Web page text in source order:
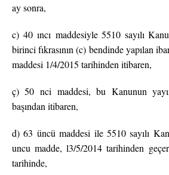
ay sonra,
c) 40 ıncı maddesiyle 5510 sayılı
birinci fıkrasının (c) bendinde yapılan
maddesi 1/4/2015 tarihinden itibaren,
ç) 50 nci maddesi, bu Kanunun
başından itibaren,
d) 63 üncü maddesi ile 5510 sayılı
uncu madde, l3/5/2014 tarihinden
tarihinde,